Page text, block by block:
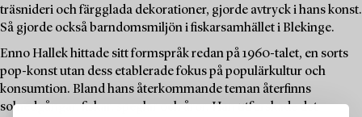
träsnideri och färgglada dekorationer, gjorde avtryck i hans konst.
Så gjorde också barndomsmiljön i fiskarsamhället i Blekinge.
Enno Hallek hittade sitt formspråk redan på 1960-talet, en sorts
pop-konst utan dess etablerade fokus på populärkultur och
konsumtion. Bland hans återkommande teman återfinns
solnedgångar, fiskar, speglar och åror. Han utforskade det